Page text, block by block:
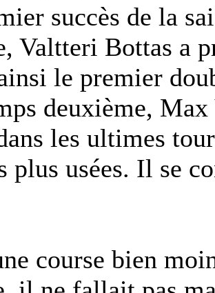
succès de la
Valtteri Bottas a
le premier
deuxième,
les ultimes
plus usées. Il se
course bien